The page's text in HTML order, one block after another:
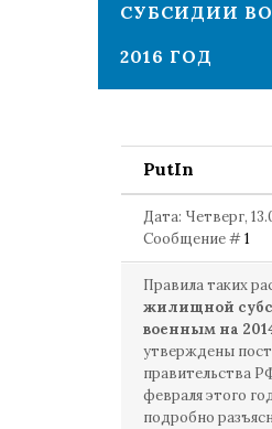
СУБСИДИИ
2016 ГОД
PutIn
Дата: Четверг,
Сообщение #1
Правила таких
жилищной
военным на
утверждены
правительства
февраля этого
подробно